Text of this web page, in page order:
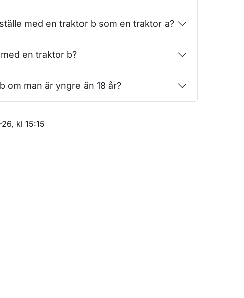
med en traktor b som en traktor a?
en traktor b?
om man är yngre än 18 år?
kl 15:15